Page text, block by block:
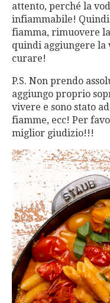
attento, perché la
infiammabile! Quindi
fiamma, rimuovere
quindi aggiungere la
curare!
P.S. Non prendo
aggiungo proprio
vivere e sono stato
fiamme, ecc! Per
miglior giudizio!!!